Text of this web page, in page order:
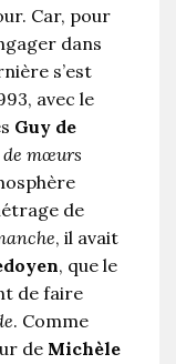
Car, pour
dans
s’est
avec le
Guy de
de mœurs
de
, il avait
, que le
de faire
. Comme
de Michèle